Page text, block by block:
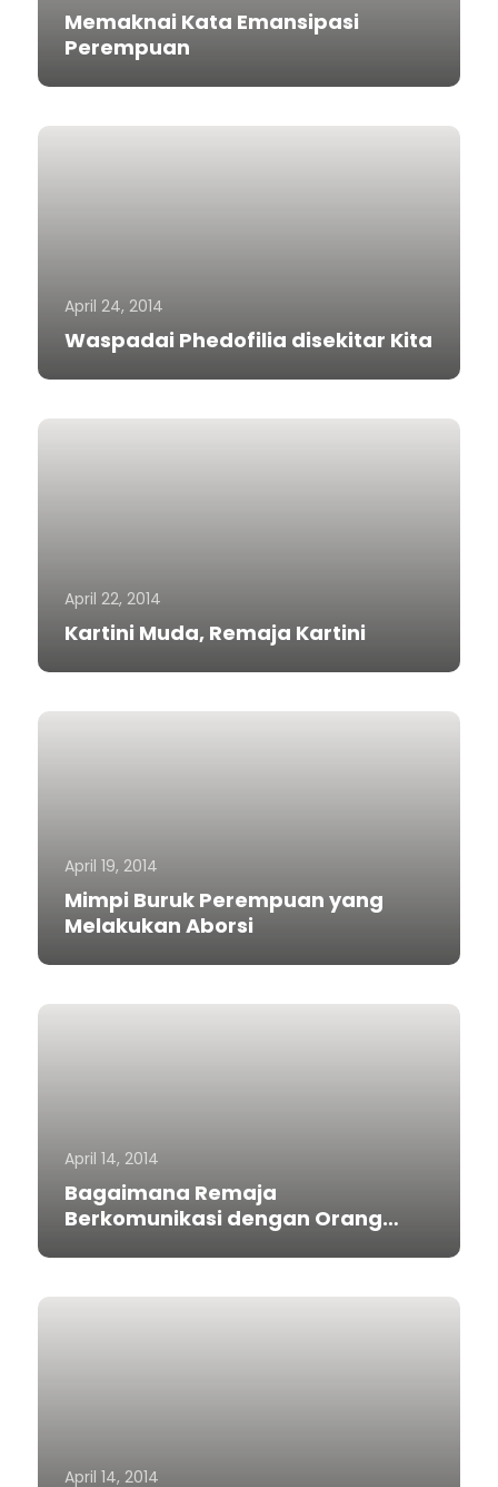
Memaknai Kata Emansipasi
Perempuan
April 24, 2014
Waspadai Phedofilia disekitar Kita
April 22, 2014
Kartini Muda, Remaja Kartini
April 19, 2014
Mimpi Buruk Perempuan yang
Melakukan Aborsi
April 14, 2014
Bagaimana Remaja
Berkomunikasi dengan Orang
April 14, 2014